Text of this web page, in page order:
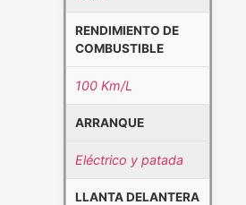
RENDIMIENTO DE
COMBUSTIBLE
100 Km/L
ARRANQUE
Eléctrico y patada
LLANTA DELANTERA